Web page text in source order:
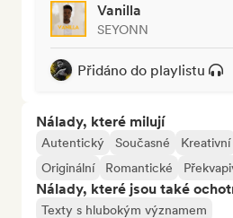
Vanilla
SEYONN
Přidáno do playlistu
Nálady, které milují
Autentický Současné Kreativní
Originální
Romantické
Nálady, které jsou také
Texty s hlubokým významem